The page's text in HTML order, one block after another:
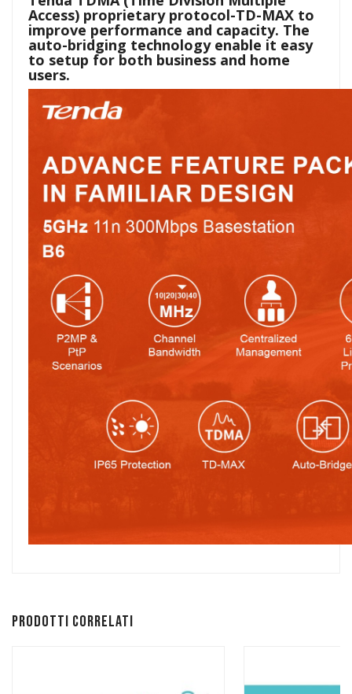
Access) proprietary protocol-TD-MAX to
improve performance and capacity. The
auto-bridging technology enable it easy
to setup for both business and home
users.
Prodotti correlati